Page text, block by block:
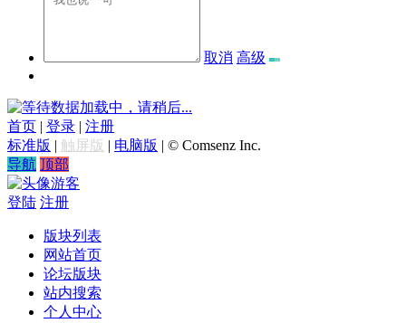
取消 高级
数据加载中，请稍后...
首页 | 登录 | 注册
标准版 | 触屏版 | 电脑版 | © Comsenz Inc.
导航 顶部
游客
登陆 注册
版块列表
网站首页
论坛版块
站内搜索
个人中心